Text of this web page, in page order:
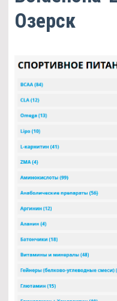
Озерск